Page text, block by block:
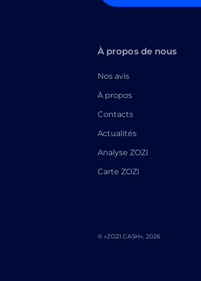
À propos de nous
Nos avis
À propos
Contacts
Actualités
Analyse ZOZI
Carte ZOZI
© «ZOZI.CASH», 2026